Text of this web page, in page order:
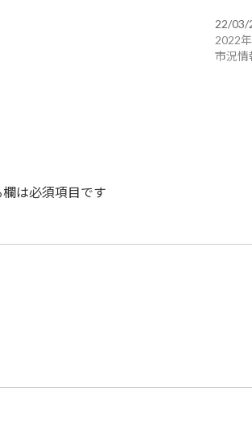
22/03/
2022
市況情
は必須項目です